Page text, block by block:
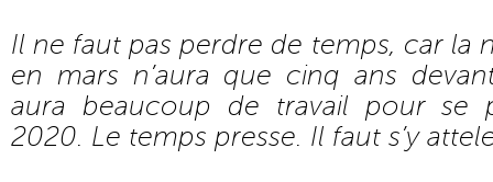
Il ne faut pas perdre de temps, car la
en mars n’aura que cinq ans
aura beaucoup de travail pour se
2020. Le temps presse. Il faut s’y